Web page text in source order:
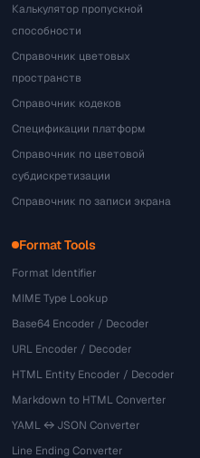
Калькулятор пропускной
способности
Справочник цветовых
пространств
Справочник кодеков
Спецификации платформ
Справочник по цветовой
субдискретизации
Справочник по записи экрана
Format Tools
Format Identifier
MIME Type Lookup
Base64 Encoder / Decoder
URL Encoder / Decoder
HTML Entity Encoder / Decoder
Markdown to HTML Converter
YAML ↔ JSON Converter
Line Ending Converter